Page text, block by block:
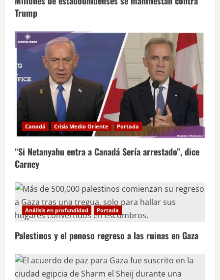
Trump
Canadá Crisis Medio Oriente Portada
“Si Netanyahu entra a Canadá Sería arrestado”, dice
Carney
Análisis en profundidad Portada
Palestinos y el penoso regreso a las ruinas en Gaza